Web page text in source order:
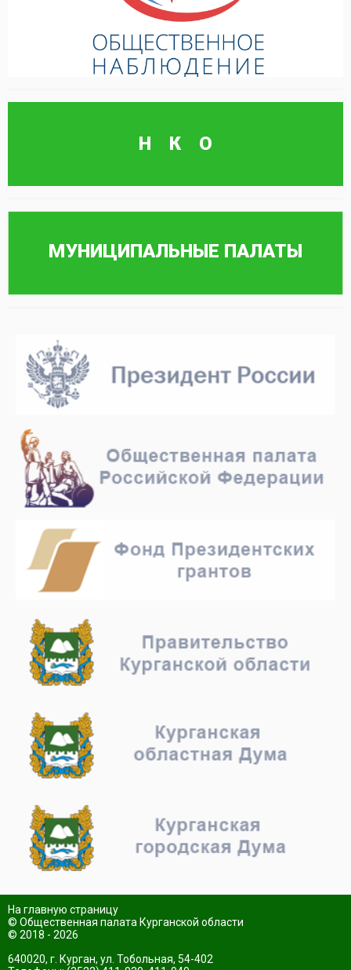
На главную страницу
© Общественная палата Курганской области
© 2018 - 2026
640020, г. Курган, ул. Тобольная, 54-402